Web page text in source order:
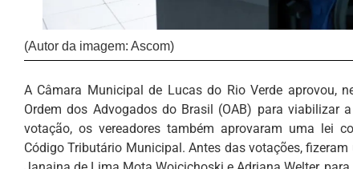
(Autor da imagem: Ascom)
A Câmara Municipal de Lucas do Rio Verde aprovou,
Ordem dos Advogados do Brasil (OAB) para viabilizar
votação, os vereadores também aprovaram uma lei
Código Tributário Municipal. Antes das votações,